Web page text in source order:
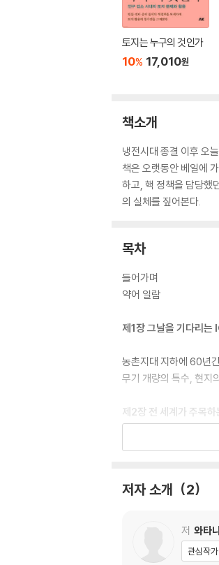
토지는 누구의 것인가
10% 17,010원
책소개
냉전시대 종결 이후 오
책은 오랫동안 베일에
하고, 핵 정책을 담당했
의 실체를 짚어본다.
목차
들어가며
약어 일람
제1장 그날을 기다리는
농촌지대 지하에 60년
무기 개량의 특수, 현지
제2장 전 세계가 주목
이례적인 장수 기종
제3장 핵전략의 주력이
해상에서의 즉각적인
의 우려와 무관심의 현실
저자 소개 2
저 와타
관심작